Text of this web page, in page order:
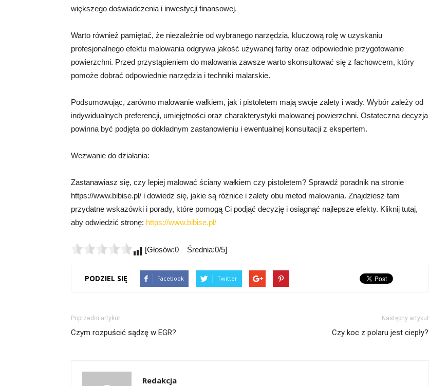
większego doświadczenia i inwestycji finansowej.
Warto również pamiętać, że niezależnie od wybranego narzędzia, kluczową rolę w uzyskaniu
profesjonalnego efektu malowania odgrywa jakość używanej farby oraz odpowiednie przygotowanie
powierzchni. Przed przystąpieniem do malowania zawsze warto skonsultować się z fachowcem, który
pomoże dobrać odpowiednie narzędzia i techniki malarskie.
Podsumowując, zarówno malowanie wałkiem, jak i pistoletem mają swoje zalety i wady. Wybór zależy od
indywidualnych preferencji, umiejętności oraz charakterystyki malowanej powierzchni. Ostateczna decyzja
powinna być podjęta po dokładnym zastanowieniu i ewentualnej konsultacji z ekspertem.
Wezwanie do działania:
Zastanawiasz się, czy lepiej malować ściany wałkiem czy pistoletem? Sprawdź poradnik na stronie
https://www.bibise.pl/ i dowiedz się, jakie są różnice i zalety obu metod malowania. Znajdziesz tam
przydatne wskazówki i porady, które pomogą Ci podjąć decyzję i osiągnąć najlepsze efekty. Kliknij tutaj,
aby odwiedzić stronę: https://www.bibise.pl/
[Głosów:0 Średnia:0/5]
PODZIEL SIĘ Facebook Twitter
Poprzedni artykuł
Czym rozpuścić sądzę w EGR?
Następny artykuł
Czy koc z polaru jest ciepły?
Redakcja